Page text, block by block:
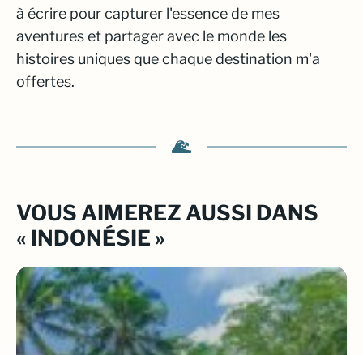
à écrire pour capturer l'essence de mes
aventures et partager avec le monde les
histoires uniques que chaque destination m'a
offertes.
VOUS AIMEREZ AUSSI DANS
« INDONÉSIE »